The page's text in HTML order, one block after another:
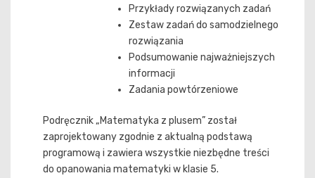
Przykłady rozwiązanych zadań
Zestaw zadań do samodzielnego
rozwiązania
Podsumowanie najważniejszych
informacji
Zadania powtórzeniowe
Podręcznik „Matematyka z plusem” został
zaprojektowany zgodnie z aktualną podstawą
programową i zawiera wszystkie niezbędne treści
do opanowania matematyki w klasie 5.